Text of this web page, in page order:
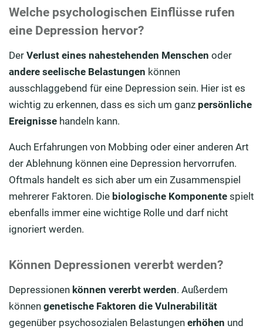
Welche psychologischen Einflüsse rufen
eine Depression hervor?
Der Verlust eines nahestehenden Menschen oder
andere seelische Belastungen können
ausschlaggebend für eine Depression sein. Hier ist es
wichtig zu erkennen, dass es sich um ganz persönliche
Ereignisse handeln kann.
Auch Erfahrungen von Mobbing oder einer anderen Art
der Ablehnung können eine Depression hervorrufen.
Oftmals handelt es sich aber um ein Zusammenspiel
mehrerer Faktoren. Die biologische Komponente spielt
ebenfalls immer eine wichtige Rolle und darf nicht
ignoriert werden.
Können Depressionen vererbt werden?
Depressionen können vererbt werden. Außerdem
können genetische Faktoren die Vulnerabilität
gegenüber psychosozialen Belastungen erhöhen und